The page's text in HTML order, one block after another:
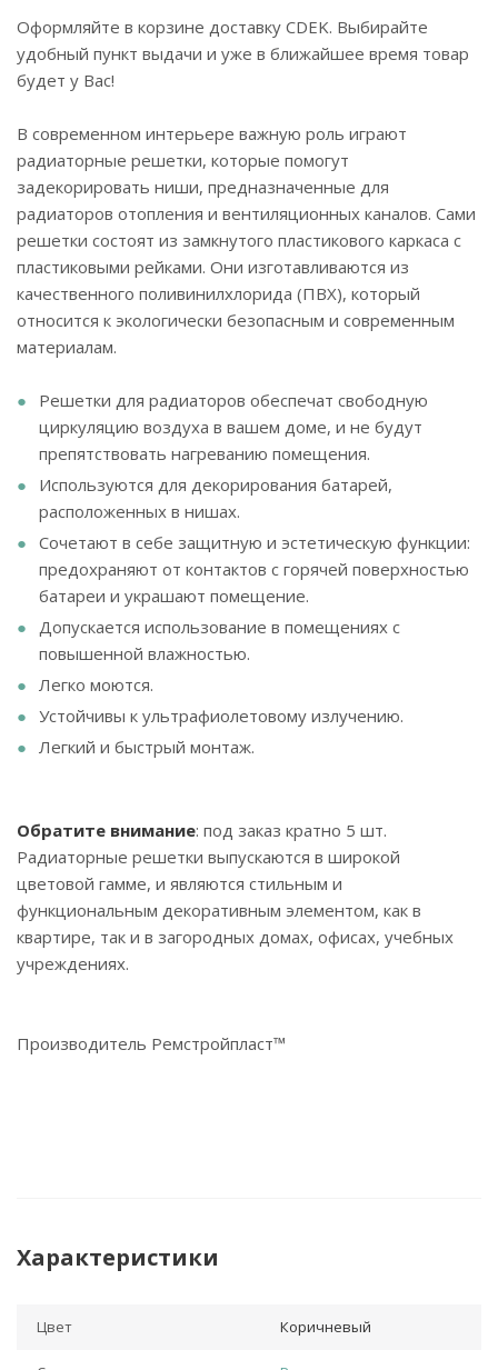
Оформляйте в корзине доставку CDEK. Выбирайте
удобный пункт выдачи и уже в ближайшее время товар
будет у Вас!
В современном интерьере важную роль играют
радиаторные решетки, которые помогут
задекорировать ниши, предназначенные для
радиаторов отопления и вентиляционных каналов. Сами
решетки состоят из замкнутого пластикового каркаса с
пластиковыми рейками. Они изготавливаются из
качественного поливинилхлорида (ПВХ), который
относится к экологически безопасным и современным
материалам.
Решетки для радиаторов обеспечат свободную
циркуляцию воздуха в вашем доме, и не будут
препятствовать нагреванию помещения.
Используются для декорирования батарей,
расположенных в нишах.
Сочетают в себе защитную и эстетическую функции:
предохраняют от контактов с горячей поверхностью
батареи и украшают помещение.
Допускается использование в помещениях с
повышенной влажностью.
Легко моются.
Устойчивы к ультрафиолетовому излучению.
Легкий и быстрый монтаж.
Обратите внимание: под заказ кратно 5 шт.
Радиаторные решетки выпускаются в широкой
цветовой гамме, и являются стильным и
функциональным декоративным элементом, как в
квартире, так и в загородных домах, офисах, учебных
учреждениях.
Производитель Ремстройпласт™
Характеристики
Цвет Коричневый